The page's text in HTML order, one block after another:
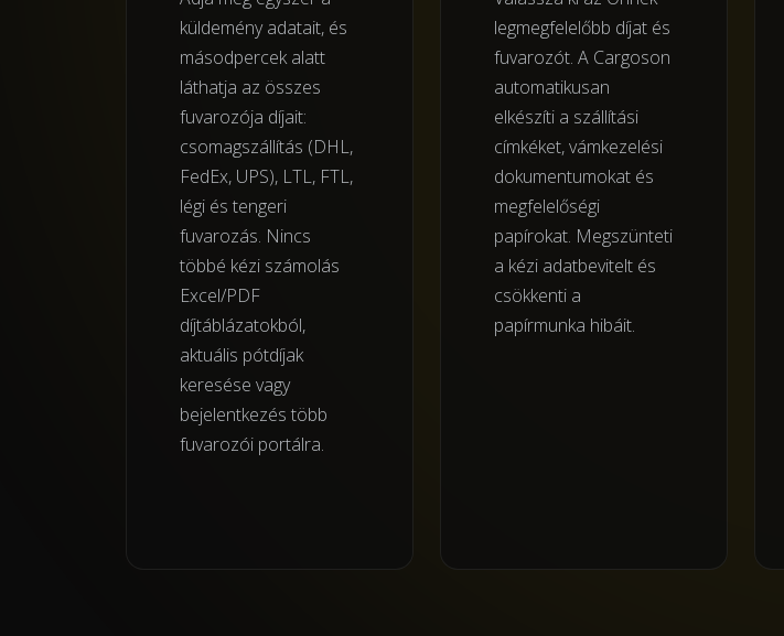
küldemény adatait, és
másodpercek alatt
láthatja az összes
fuvarozója díjait:
csomagszállítás (DHL,
FedEx, UPS), LTL, FTL,
légi és tengeri
fuvarozás. Nincs
többé kézi számolás
Excel/PDF
díjtáblázatokból,
aktuális pótdíjak
keresése vagy
bejelentkezés több
fuvarozói portálra.
legmegfelelőbb díjat és
fuvarozót. A Cargoson
automatikusan
elkészíti a szállítási
címkéket, vámkezelési
dokumentumokat és
megfelelőségi
papírokat. Megszünteti
a kézi adatbevitelt és
csökkenti a
papírmunka hibáit.